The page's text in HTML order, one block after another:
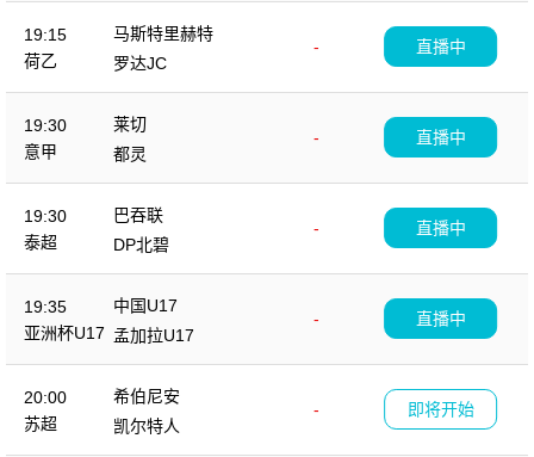
19:15
荷乙
马斯特里赫特
-
罗达JC
直播中
19:30
意甲
莱切
-
都灵
直播中
19:30
泰超
巴吞联
-
DP北碧
直播中
19:35
亚洲杯U17
中国U17
-
孟加拉U17
直播中
20:00
苏超
希伯尼安
-
凯尔特人
即将开始